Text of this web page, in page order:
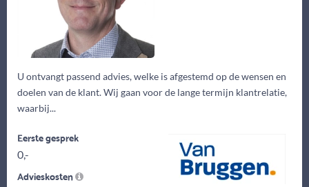
U ontvangt passend advies, welke is afgestemd op de wensen en
doelen van de klant. Wij gaan voor de lange termijn klantrelatie,
waarbij...
Eerste gesprek
0,-
Advieskosten